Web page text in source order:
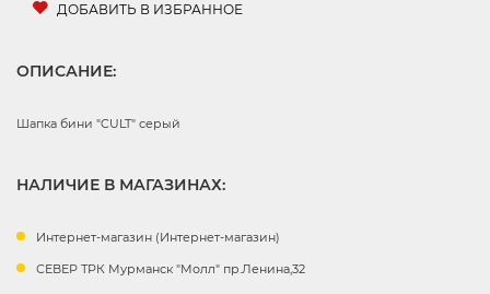
ДОБАВИТЬ В ИЗБРАННОЕ
ОПИСАНИЕ:
Шапка бини "CULT" серый
НАЛИЧИЕ В МАГАЗИНАХ:
Интернет-магазин (Интернет-магазин)
СЕВЕР ТРК Мурманск "Молл" пр.Ленина,32